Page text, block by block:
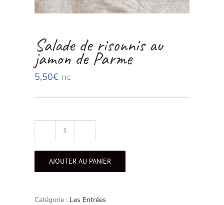
Salade de risonnis au
jamon de Parme
5,50€ TTC
quantité
de
jamon
AJOUTER AU PANIER
Catégorie : Les Entrées